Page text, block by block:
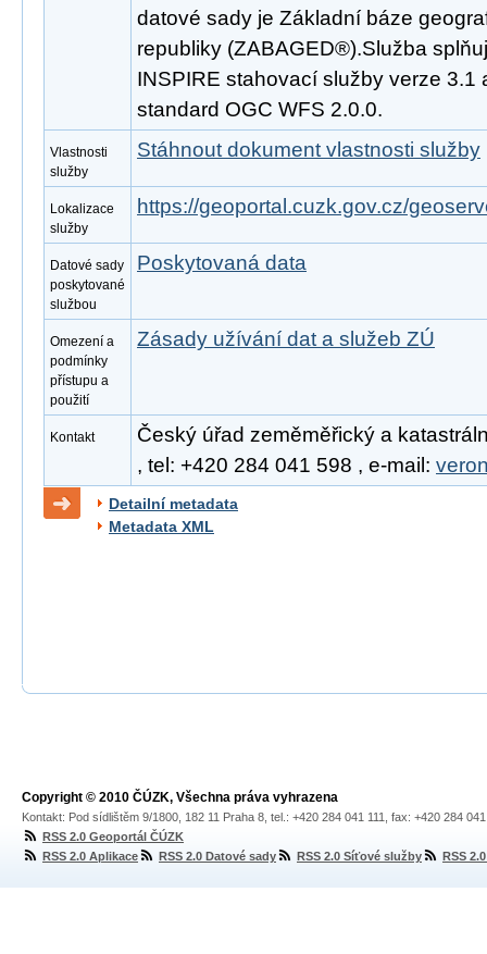
datové sady je Základní báze
republiky (ZABAGED®).Služba
INSPIRE stahovací služby verze 3.1
standard OGC WFS 2.0.0.
Vlastnosti
služby
Stáhnout dokument vlastnosti služby
Lokalizace
služby
https://geoportal.cuzk.gov.cz/
Datové sady
poskytované
službou
Poskytovaná data
Omezení a
podmínky
přístupu a
použití
Zásady užívání dat a služeb ZÚ
Kontakt
Český úřad zeměměřický a
, tel: +420 284 041 598 , e-mail:
Detailní metadata
Metadata XML
Copyright © 2010 ČÚZK, Všechna práva vyhrazena
Kontakt: Pod sídlištěm 9/1800, 182 11 Praha 8, tel.: +420 284 041 111, fax: +420 284
RSS 2.0 Geoportál ČÚZK
RSS 2.0 Aplikace
RSS 2.0 Datové sady RSS 2.0 Síťové služby RSS